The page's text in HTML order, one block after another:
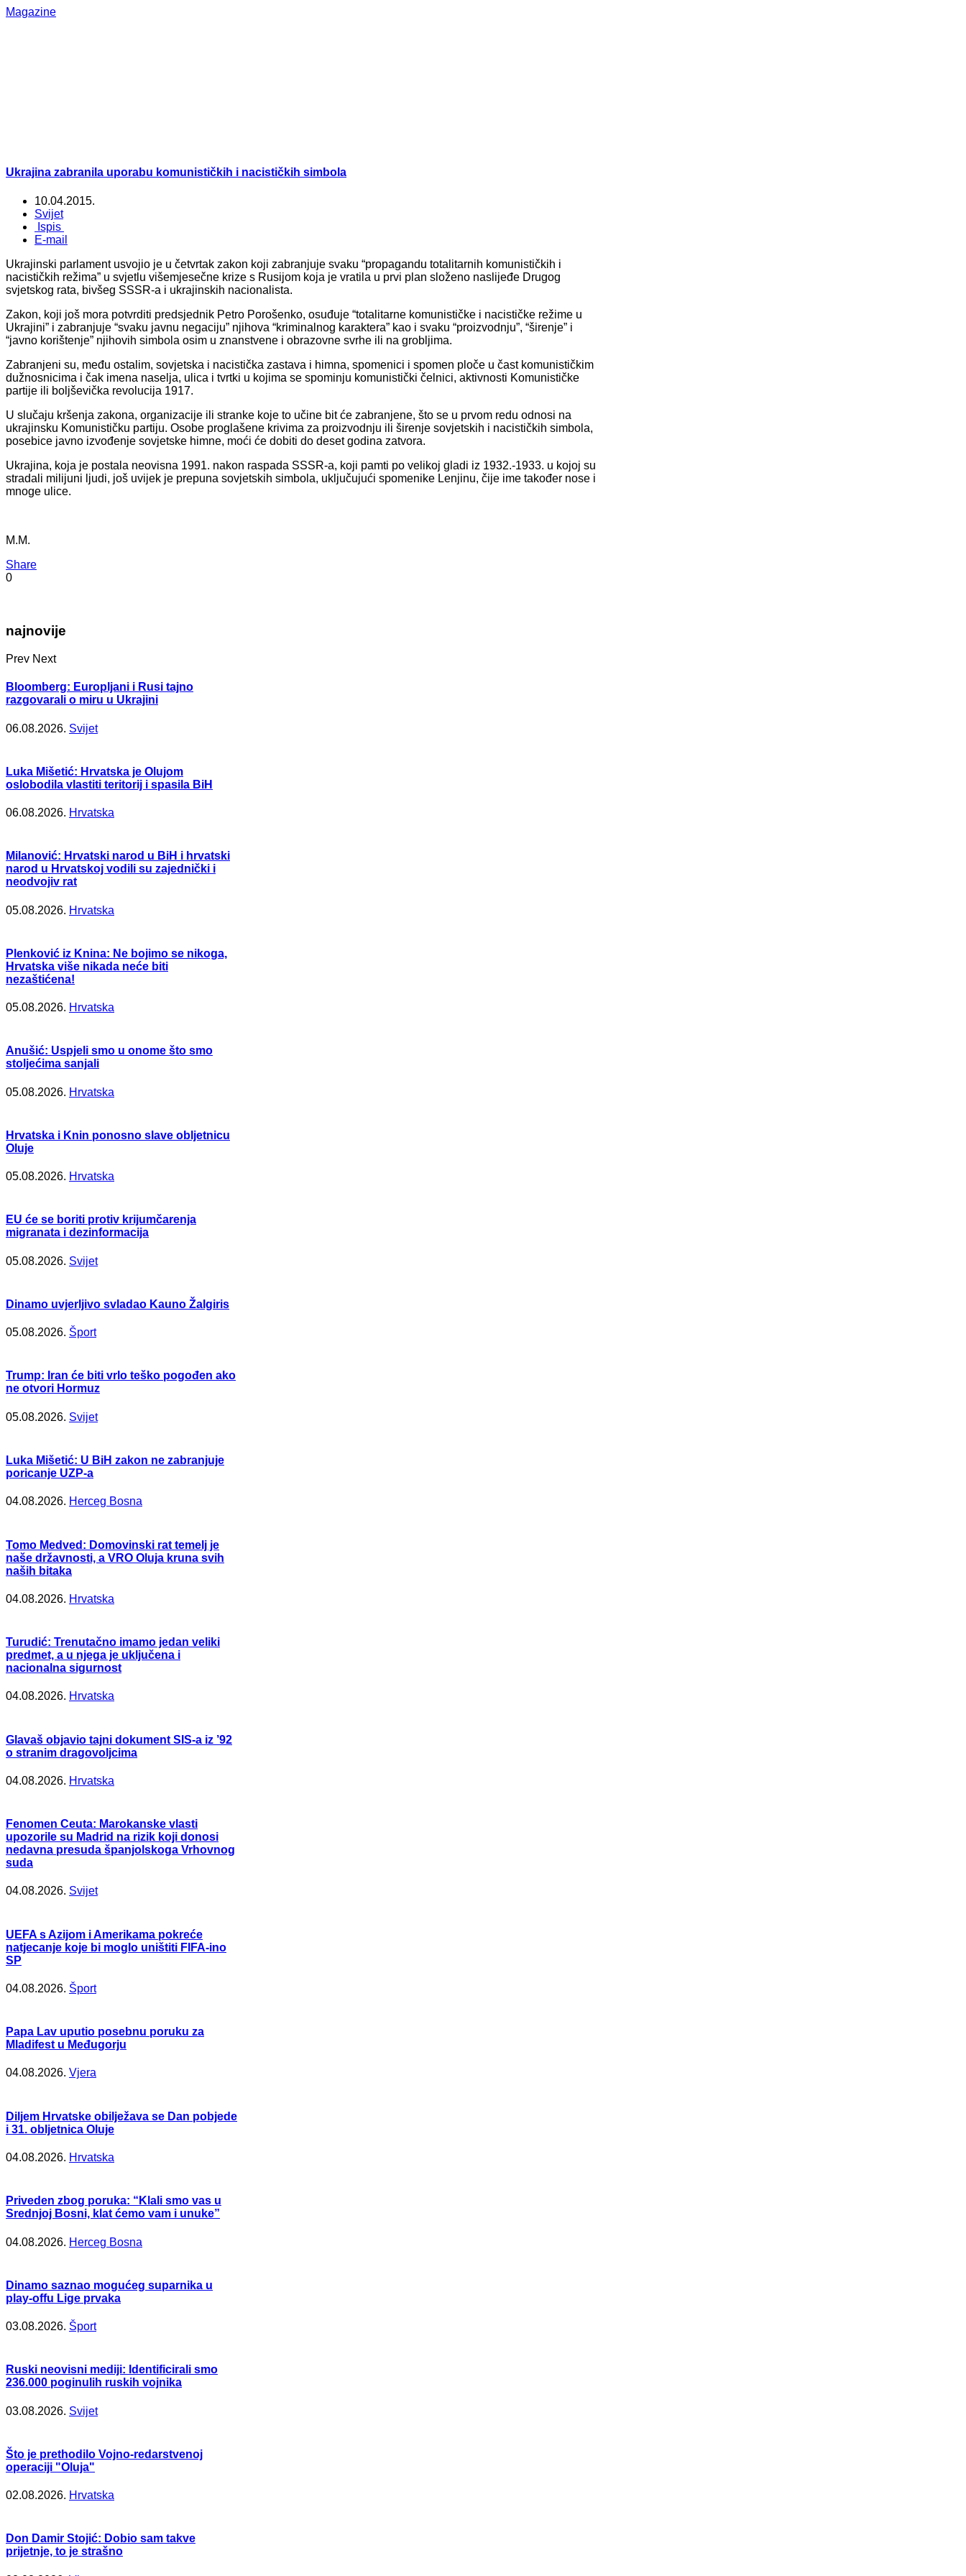
Magazine
Ukrajina zabranila uporabu komunističkih i nacističkih simbola
10.04.2015.
Svijet
Ispis
E-mail
Ukrajinski parlament usvojio je u četvrtak zakon koji zabranjuje svaku “propagandu totalitarnih komunističkih i
nacističkih režima” u svjetlu višemjesečne krize s Rusijom koja je vratila u prvi plan složeno naslijeđe Drugog
svjetskog rata, bivšeg SSSR-a i ukrajinskih nacionalista.
Zakon, koji još mora potvrditi predsjednik Petro Porošenko, osuđuje “totalitarne komunističke i nacističke režime u
Ukrajini” i zabranjuje “svaku javnu negaciju” njihova “kriminalnog karaktera” kao i svaku “proizvodnju”, “širenje” i
“javno korištenje” njihovih simbola osim u znanstvene i obrazovne svrhe ili na grobljima.
Zabranjeni su, među ostalim, sovjetska i nacistička zastava i himna, spomenici i spomen ploče u čast komunističkim
dužnosnicima i čak imena naselja, ulica i tvrtki u kojima se spominju komunistički čelnici, aktivnosti Komunističke
partije ili boljševička revolucija 1917.
U slučaju kršenja zakona, organizacije ili stranke koje to učine bit će zabranjene, što se u prvom redu odnosi na
ukrajinsku Komunističku partiju. Osobe proglašene krivima za proizvodnju ili širenje sovjetskih i nacističkih simbola,
posebice javno izvođenje sovjetske himne, moći će dobiti do deset godina zatvora.
Ukrajina, koja je postala neovisna 1991. nakon raspada SSSR-a, koji pamti po velikoj gladi iz 1932.-1933. u kojoj su
stradali milijuni ljudi, još uvijek je prepuna sovjetskih simbola, uključujući spomenike Lenjinu, čije ime također nose i
mnoge ulice.
M.M.
Share
0
najnovije
Prev Next
Bloomberg: Europljani i Rusi tajno
razgovarali o miru u Ukrajini
06.08.2026. Svijet
Luka Mišetić: Hrvatska je Olujom
oslobodila vlastiti teritorij i spasila BiH
06.08.2026. Hrvatska
Milanović: Hrvatski narod u BiH i hrvatski
narod u Hrvatskoj vodili su zajednički i
neodvojiv rat
05.08.2026. Hrvatska
Plenković iz Knina: Ne bojimo se nikoga,
Hrvatska više nikada neće biti
nezaštićena!
05.08.2026. Hrvatska
Anušić: Uspjeli smo u onome što smo
stoljećima sanjali
05.08.2026. Hrvatska
Hrvatska i Knin ponosno slave obljetnicu
Oluje
05.08.2026. Hrvatska
EU će se boriti protiv krijumčarenja
migranata i dezinformacija
05.08.2026. Svijet
Dinamo uvjerljivo svladao Kauno Žalgiris
05.08.2026. Šport
Trump: Iran će biti vrlo teško pogođen ako
ne otvori Hormuz
05.08.2026. Svijet
Luka Mišetić: U BiH zakon ne zabranjuje
poricanje UZP-a
04.08.2026. Herceg Bosna
Tomo Medved: Domovinski rat temelj je
naše državnosti, a VRO Oluja kruna svih
naših bitaka
04.08.2026. Hrvatska
Turudić: Trenutačno imamo jedan veliki
predmet, a u njega je uključena i
nacionalna sigurnost
04.08.2026. Hrvatska
Glavaš objavio tajni dokument SIS-a iz ’92
o stranim dragovoljcima
04.08.2026. Hrvatska
Fenomen Ceuta: Marokanske vlasti
upozorile su Madrid na rizik koji donosi
nedavna presuda španjolskoga Vrhovnog
suda
04.08.2026. Svijet
UEFA s Azijom i Amerikama pokreće
natjecanje koje bi moglo uništiti FIFA-ino
SP
04.08.2026. Šport
Papa Lav uputio posebnu poruku za
Mladifest u Međugorju
04.08.2026. Vjera
Diljem Hrvatske obilježava se Dan pobjede
i 31. obljetnica Oluje
04.08.2026. Hrvatska
Priveden zbog poruka: “Klali smo vas u
Srednjoj Bosni, klat ćemo vam i unuke”
04.08.2026. Herceg Bosna
Dinamo saznao mogućeg suparnika u
play-offu Lige prvaka
03.08.2026. Šport
Ruski neovisni mediji: Identificirali smo
236.000 poginulih ruskih vojnika
03.08.2026. Svijet
Što je prethodilo Vojno-redarstvenoj
operaciji "Oluja"
02.08.2026. Hrvatska
Don Damir Stojić: Dobio sam takve
prijetnje, to je strašno